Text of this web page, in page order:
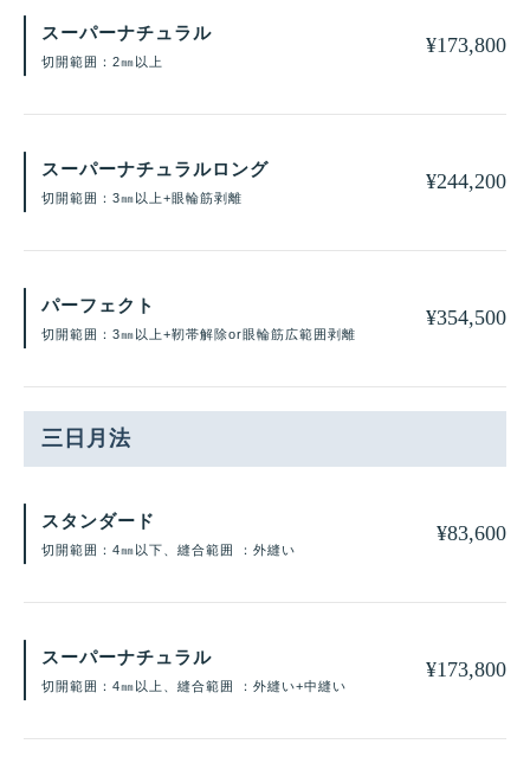
スーパーナチュラル
切開範囲：2㎜以上
¥173,800
スーパーナチュラルロング
切開範囲：3㎜以上+眼輪筋剥離
¥244,200
パーフェクト
切開範囲：3㎜以上+靭帯解除or眼輪筋広範囲剥離
¥354,500
三日月法
スタンダード
切開範囲：4㎜以下、縫合範囲 ：外縫い
¥83,600
スーパーナチュラル
切開範囲：4㎜以上、縫合範囲 ：外縫い+中縫い
¥173,800